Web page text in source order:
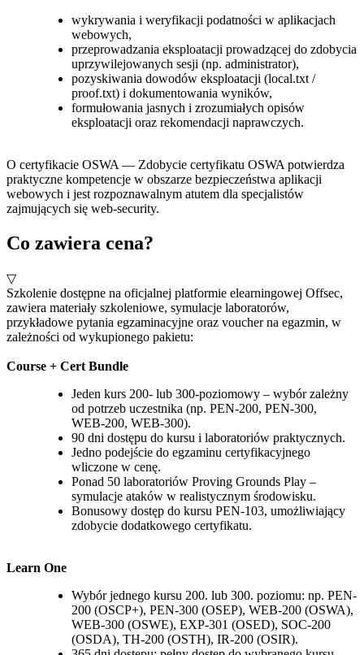
wykrywania i weryfikacji podatności w aplikacjach
webowych,
przeprowadzania eksploatacji prowadzącej do zdobycia
uprzywilejowanych sesji (np. administrator),
pozyskiwania dowodów eksploatacji (local.txt /
proof.txt) i dokumentowania wyników,
formułowania jasnych i zrozumiałych opisów
eksploatacji oraz rekomendacji naprawczych.
O certyfikacie OSWA — Zdobycie certyfikatu OSWA potwierdza
praktyczne kompetencje w obszarze bezpieczeństwa aplikacji
webowych i jest rozpoznawalnym atutem dla specjalistów
zajmujących się web‑security.
Co zawiera cena?
▽
Szkolenie dostępne na oficjalnej platformie elearningowej Offsec,
zawiera materiały szkoleniowe, symulacje laboratorów,
przykładowe pytania egzaminacyjne oraz voucher na egazmin, w
zależności od wykupionego pakietu:
Course + Cert Bundle
Jeden kurs 200- lub 300-poziomowy – wybór zależny
od potrzeb uczestnika (np. PEN‑200, PEN‑300,
WEB‑200, WEB‑300).
90 dni dostępu do kursu i laboratoriów praktycznych.
Jedno podejście do egzaminu certyfikacyjnego
wliczone w cenę.
Ponad 50 laboratoriów Proving Grounds Play –
symulacje ataków w realistycznym środowisku.
Bonusowy dostęp do kursu PEN‑103, umożliwiający
zdobycie dodatkowego certyfikatu.
Learn One
Wybór jednego kursu 200. lub 300. poziomu: np. PEN-
200 (OSCP+), PEN-300 (OSEP), WEB-200 (OSWA),
WEB-300 (OSWE), EXP-301 (OSED), SOC-200
(OSDA), TH-200 (OSTH), IR-200 (OSIR).